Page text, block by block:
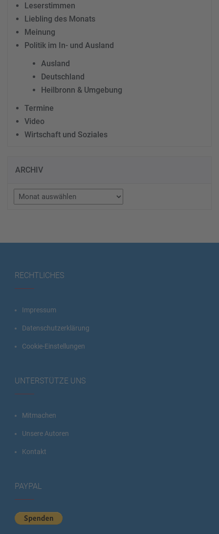
Leserstimmen
Liebling des Monats
Meinung
Politik im In- und Ausland
Ausland
Deutschland
Heilbronn & Umgebung
Termine
Video
Wirtschaft und Soziales
ARCHIV
Archiv
RECHTLICHES
Impressum
Datenschutzerklärung
Cookie-Einstellungen
UNTERSTÜTZE UNS
Mitmachen
Unsere Autoren
Kontakt
PAYPAL